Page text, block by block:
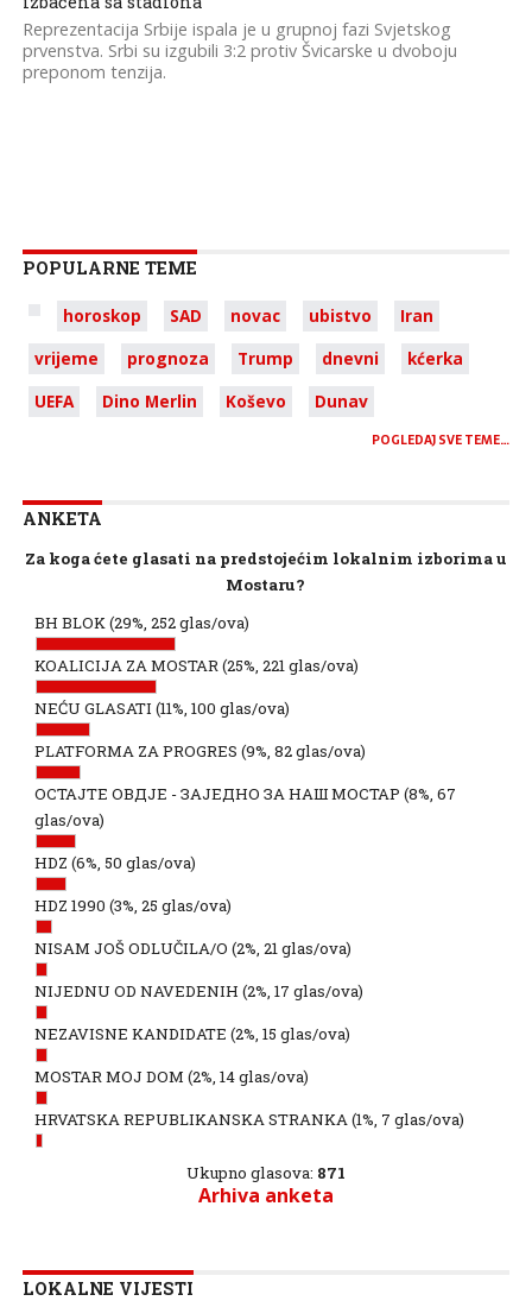
Reprezentacija Srbije ispala je u grupnoj fazi Svjetskog
prvenstva. Srbi su izgubili 3:2 protiv Švicarske u dvoboju
preponom tenzija.
POPULARNE TEME
horoskop SAD novac ubistvo
Iran
vrijeme
prognoza Trump dnevni
kćerka
UEFA
Dino Merlin Koševo Dunav
POGLEDAJ SVE TEME…
ANKETA
Za koga ćete glasati na predstojećim lokalnim izborima u
Mostaru?
BH BLOK(29%, 252 glas/ova)
KOALICIJA ZA MOSTAR(25%, 221 glas/ova)
NEĆU GLASATI (11%, 100 glas/ova)
PLATFORMA ZA PROGRES (9%, 82 glas/ova)
ОСТАЈТЕ ОВДЈЕ - ЗАЈЕДНО ЗА НАШ МОСТАР (8%, 67
glas/ova)
HDZ (6%, 50 glas/ova)
HDZ 1990 (3%, 25 glas/ova)
NISAM JOŠ ODLUČILA/O (2%, 21 glas/ova)
NIJEDNU OD NAVEDENIH (2%, 17 glas/ova)
NEZAVISNE KANDIDATE (2%, 15 glas/ova)
MOSTAR MOJ DOM (2%, 14 glas/ova)
HRVATSKA REPUBLIKANSKA STRANKA(1%, 7 glas/ova)
Ukupno glasova: 871
Arhiva anketa
LOKALNE VIJESTI